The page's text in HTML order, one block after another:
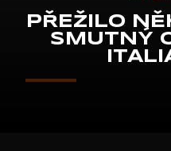
PŘEŽILO
SMUTNÝ